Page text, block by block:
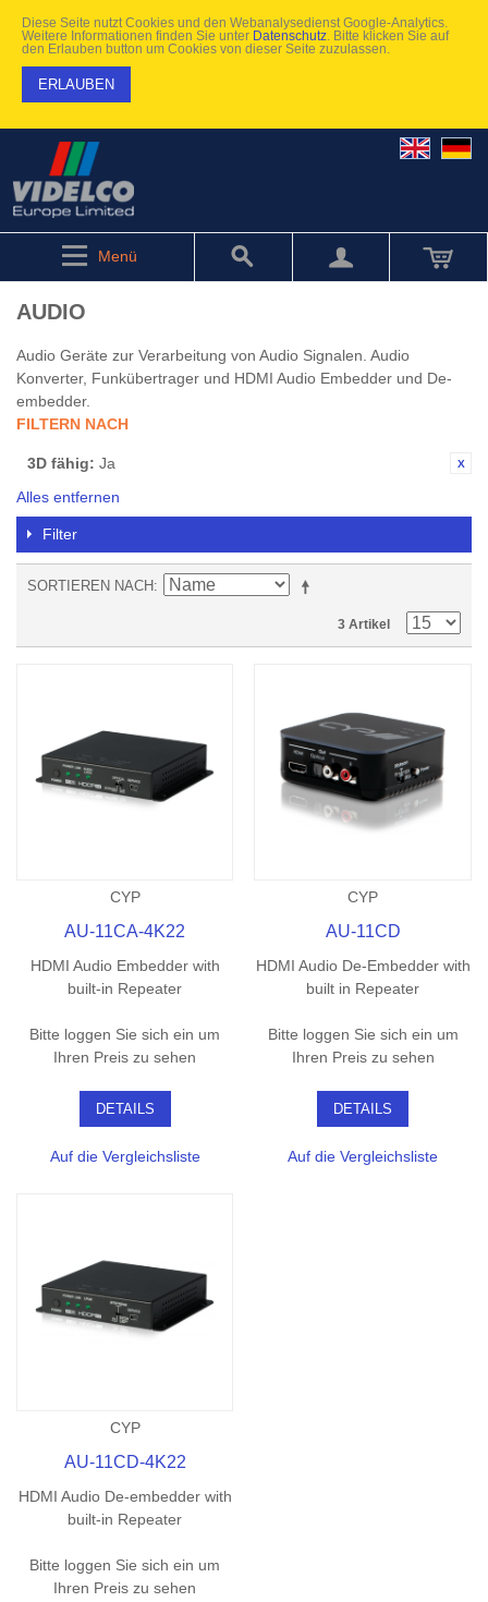
Diese Seite nutzt Cookies und den Webanalysedienst Google-Analytics.
Weitere Informationen finden Sie unter Datenschutz . Bitte klicken Sie auf
den Erlauben button um Cookies von dieser Seite zuzulassen.
ERLAUBEN
Menü
AUDIO
Audio Geräte zur Verarbeitung von Audio Signalen. Audio
Konverter, Funkübertrager und HDMI Audio Embedder und De-
embedder.
FILTERN NACH
3D fähig: Ja
Alles entfernen
Filter
SORTIEREN NACH
3 Artikel
CYP
AU-11CA-4K22
HDMI Audio Embedder with
built-in Repeater
Bitte loggen Sie sich ein um
Ihren Preis zu sehen
DETAILS
Auf die Vergleichsliste
CYP
AU-11CD
HDMI Audio De-Embedder with
built in Repeater
Bitte loggen Sie sich ein um
Ihren Preis zu sehen
DETAILS
Auf die Vergleichsliste
CYP
AU-11CD-4K22
HDMI Audio De-embedder with
built-in Repeater
Bitte loggen Sie sich ein um
Ihren Preis zu sehen